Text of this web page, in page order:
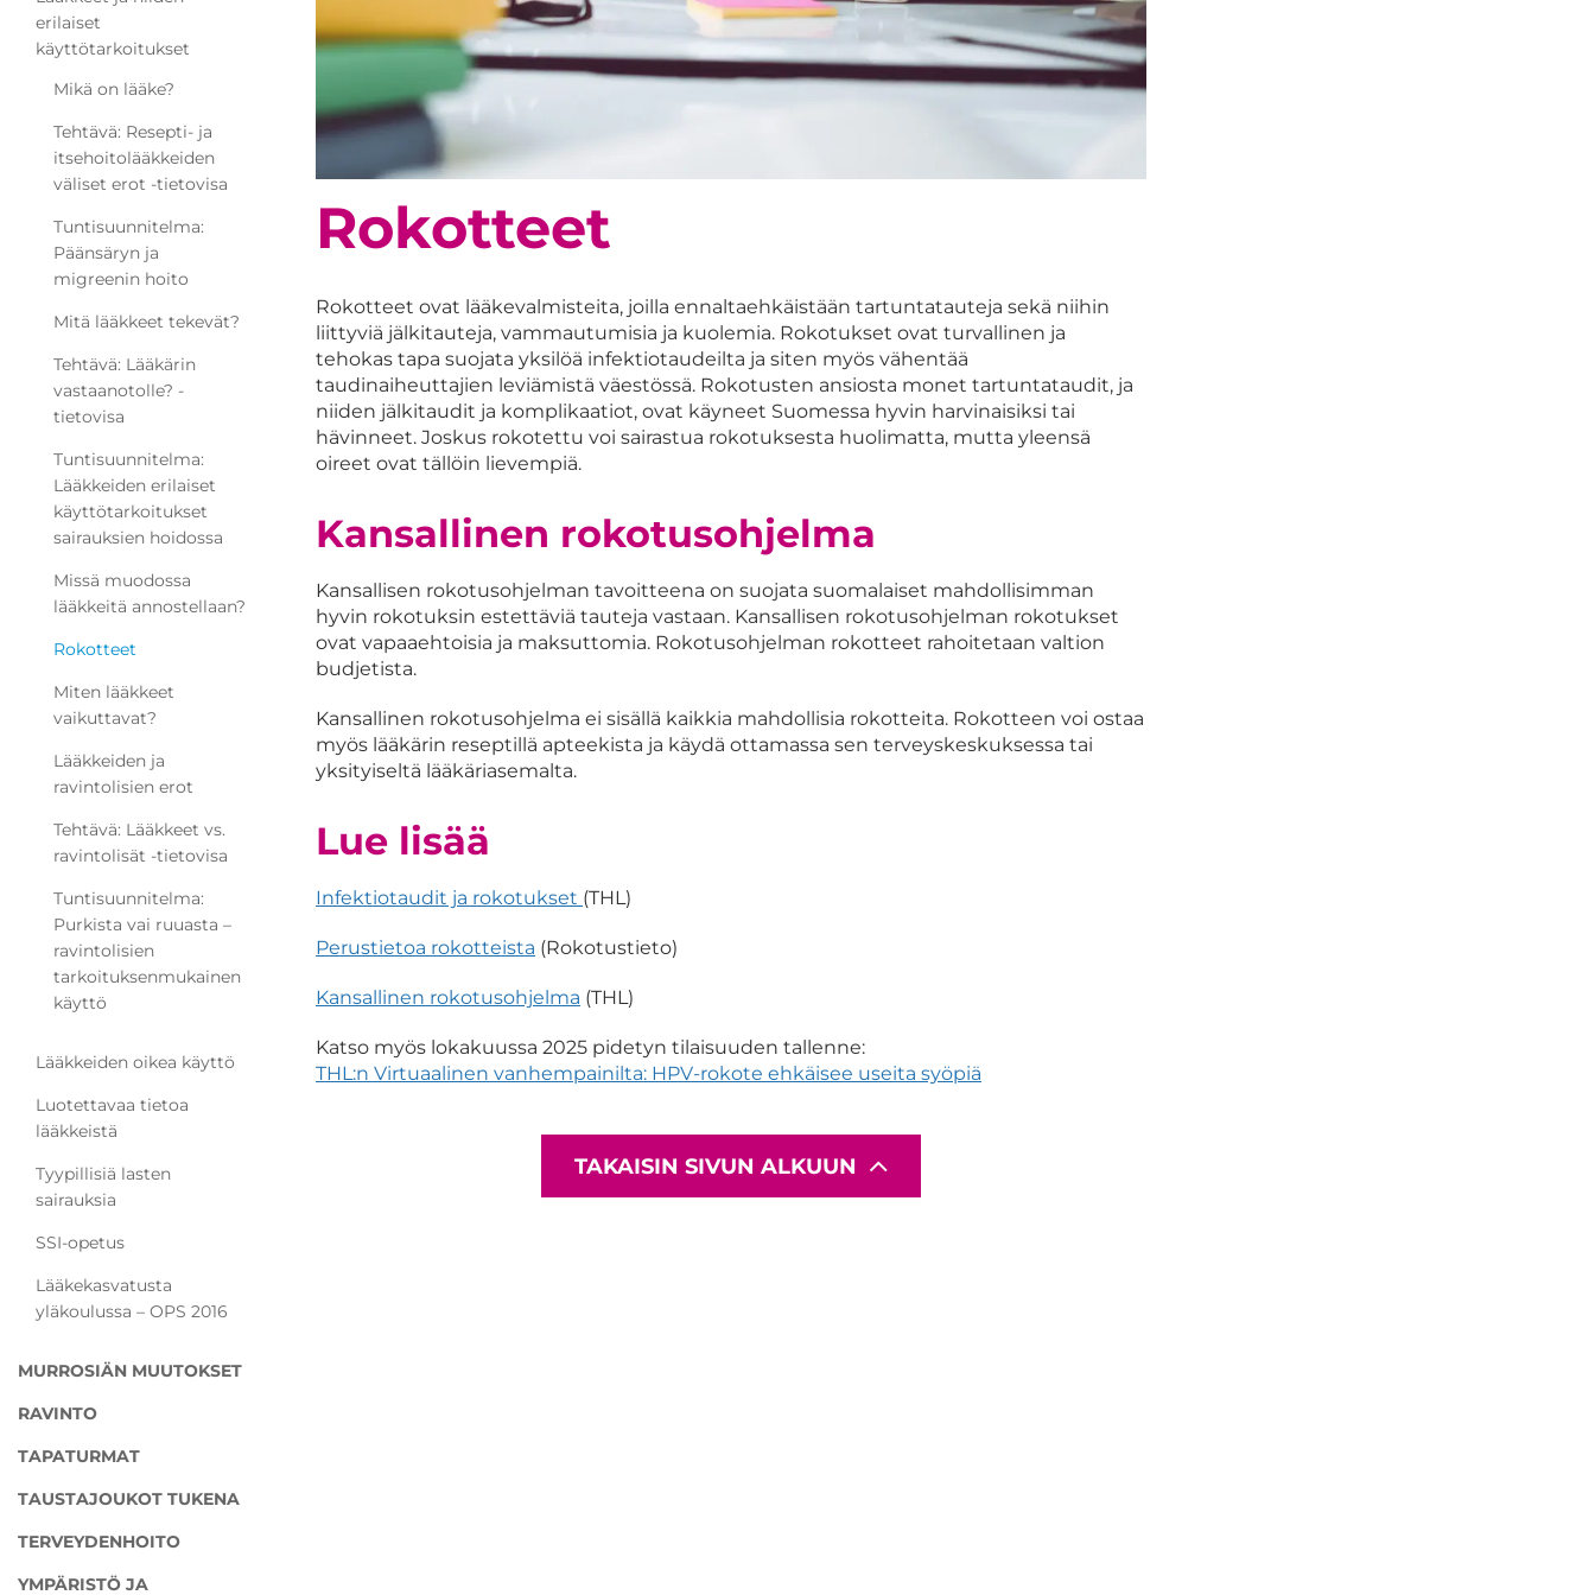
Rokotteet
Rokotteet ovat lääkevalmisteita, joilla ennaltaehkäistään tartuntatauteja sekä niihin
liittyviä jälkitauteja, vammautumisia ja kuolemia. Rokotukset ovat turvallinen ja
tehokas tapa suojata yksilöä infektiotaudeilta ja siten myös vähentää
taudinaiheuttajien leviämistä väestössä. Rokotusten ansiosta monet tartuntataudit, ja
niiden jälkitaudit ja komplikaatiot, ovat käyneet Suomessa hyvin harvinaisiksi tai
hävinneet. Joskus rokotettu voi sairastua rokotuksesta huolimatta, mutta yleensä
oireet ovat tällöin lievempiä.
Kansallinen rokotusohjelma
Kansallisen rokotusohjelman tavoitteena on suojata suomalaiset mahdollisimman
hyvin rokotuksin estettäviä tauteja vastaan. Kansallisen rokotusohjelman rokotukset
ovat vapaaehtoisia ja maksuttomia. Rokotusohjelman rokotteet rahoitetaan valtion
budjetista.
Kansallinen rokotusohjelma ei sisällä kaikkia mahdollisia rokotteita. Rokotteen voi ostaa
myös lääkärin reseptillä apteekista ja käydä ottamassa sen terveyskeskuksessa tai
yksityiseltä lääkäriasemalta.
Lue lisää
Infektiotaudit ja rokotukset (THL)
Perustietoa rokotteista (Rokotustieto)
Kansallinen rokotusohjelma (THL)
Katso myös lokakuussa 2025 pidetyn tilaisuuden tallenne:
THL:n Virtuaalinen vanhempainilta: HPV-rokote ehkäisee useita syöpiä
TAKAISIN SIVUN ALKUUN
erilaiset
käyttötarkoitukset
Mikä on lääke?
Tehtävä: Resepti- ja
itsehoitolääkkeiden
väliset erot -tietovisa
Tuntisuunnitelma:
Päänsäryn ja
migreenin hoito
Mitä lääkkeet tekevät?
Tehtävä: Lääkärin
vastaanotolle? -
tietovisa
Tuntisuunnitelma:
Lääkkeiden erilaiset
käyttötarkoitukset
sairauksien hoidossa
Missä muodossa
lääkkeitä annostellaan?
Rokotteet
Miten lääkkeet
vaikuttavat?
Lääkkeiden ja
ravintolisien erot
Tehtävä: Lääkkeet vs.
ravintolisät -tietovisa
Tuntisuunnitelma:
Purkista vai ruuasta –
ravintolisien
tarkoituksenmukainen
käyttö
Lääkkeiden oikea käyttö
Luotettavaa tietoa
lääkkeistä
Tyypillisiä lasten
sairauksia
SSI-opetus
Lääkekasvatusta
yläkoulussa – OPS 2016
MURROSIÄN MUUTOKSET
RAVINTO
TAPATURMAT
TAUSTAJOUKOT TUKENA
TERVEYDENHOITO
YMPÄRISTÖ JA